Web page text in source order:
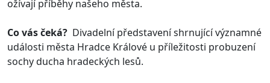
ožívají příběhy našeho města.
Co vás čeká? Divadelní představení shrnující významné
události města Hradce Králové u příležitosti probuzení
sochy ducha hradeckých lesů.